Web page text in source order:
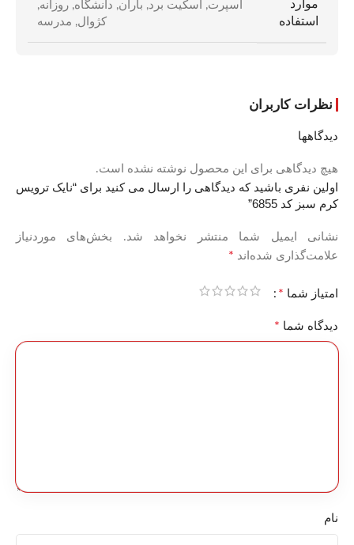
موارد
استفاده
اسپرت, اسکیت برد , باران, دانشگاه, روزانه,
کژوال, مدرسه
نظرات کاربران
دیدگاهها
هیچ دیدگاهی برای این محصول نوشته نشده است.
اولین نفری باشید که دیدگاهی را ارسال می کنید برای “نایک ترویس
کرم سبز کد 6855”
نشانی ایمیل شما منتشر نخواهد شد.
بخش‌های موردنیاز
علامت‌گذاری شده‌اند *
امتیاز شما *
دیدگاه شما *
نام